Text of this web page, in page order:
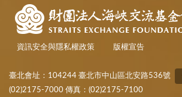
資訊安全與隱私權政策 版權宣告
臺北會址：104244 臺北市中山區北安路536號
(02)2175-7000 傳真：(02)2175-7100